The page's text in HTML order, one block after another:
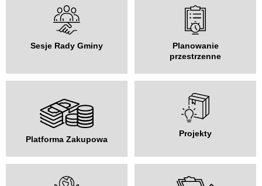
Sesje Rady Gminy
Planowanie
przestrzenne
Platforma Zakupowa
Projekty